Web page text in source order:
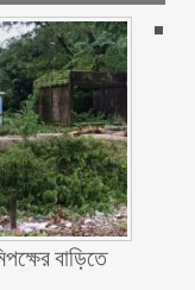
বাড়িতে